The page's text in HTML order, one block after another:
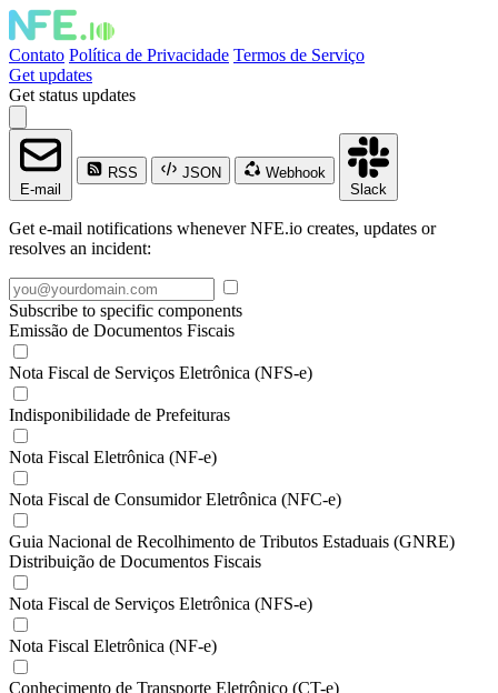
Contato Política de Privacidade Termos de Serviço
Get updates
Get status updates
E-mail
RSS JSON
Webhook
Slack
Get e-mail notifications whenever NFE.io creates, updates or
resolves an incident:
Subscribe to specific components
Emissão de Documentos Fiscais
Nota Fiscal de Serviços Eletrônica (NFS-e)
Indisponibilidade de Prefeituras
Nota Fiscal Eletrônica (NF-e)
Nota Fiscal de Consumidor Eletrônica (NFC-e)
Guia Nacional de Recolhimento de Tributos Estaduais (GNRE)
Distribuição de Documentos Fiscais
Nota Fiscal de Serviços Eletrônica (NFS-e)
Nota Fiscal Eletrônica (NF-e)
Conhecimento de Transporte Eletrônico (CT-e)